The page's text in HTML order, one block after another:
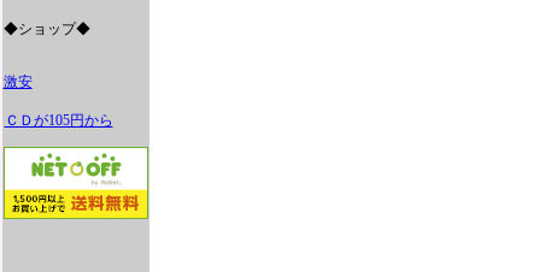
◆ショップ◆
激安
ＣＤが105円から